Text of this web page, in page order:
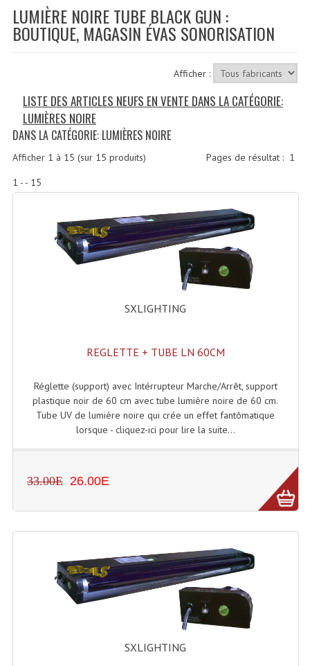
Plan Acces, Horaires.
Location De Matériel
Accessoires Pieds Cellules Diamants
Accessoires Enceintes
Accessoires Micro, Pieds De Régie
Diamants
Amplificateurs
Egaliseur Egaliseurs
Enceintes Et Caissons Basses
Packs Sono
LUMIÈRE NOIRE TUBE BLACK GUN :
BOUTIQUE, MAGASIN ÉVAS SONORISATION
Afficher :
LISTE DES ARTICLES NEUFS EN VENTE DANS LA CATÉGORIE:
LUMIÈRES NOIRE
DANS LA CATÉGORIE: LUMIÈRES NOIRE
Pages de résultat : 1
Afficher 1 à 15 (sur 15 produits)
1 - - 15
SXLIGHTING
REGLETTE + TUBE LN 60CM
Réglette (support) avec Intérrupteur Marche/Arrêt, support
plastique noir de 60 cm avec tube lumière noire de 60 cm.
Tube UV de lumière noire qui crée un effet fantômatique
lorsque - cliquez-ici pour lire la suite...
33.00E 26.00E
SXLIGHTING